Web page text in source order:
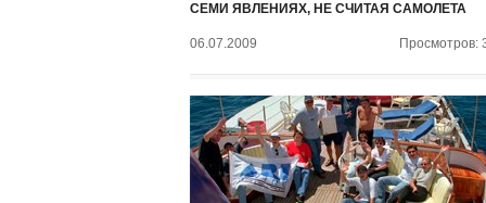
СЕМИ ЯВЛЕНИЯХ, НЕ СЧИТАЯ САМОЛЕТА
06.07.2009 Просмотров: